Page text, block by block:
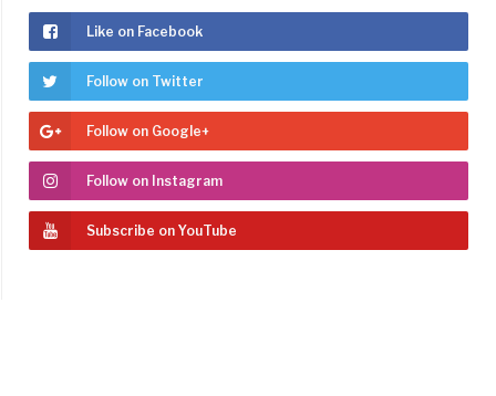
Like on Facebook
Follow on Twitter
Follow on Google+
Follow on Instagram
Subscribe on YouTube